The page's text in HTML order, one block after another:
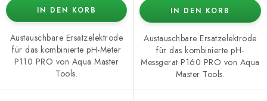
IN DEN KORB
Austauschbare Ersatzelektrode
für das kombinierte pH-Meter
P110 PRO von Aqua Master
Tools.
IN DEN KORB
Austauschbare Ersatzelektrode
für das kombinierte pH-
Messgerät P160 PRO von Aqua
Master Tools.